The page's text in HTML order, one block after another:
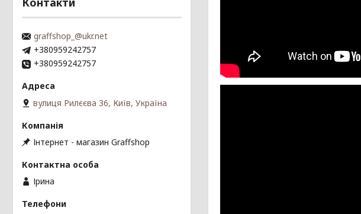
graffshop_@ukr.net
+380959242757
+380959242757
вулиця Рилєєва 36, Київ, Україна
Інтернет - магазин Graffshop
Ірина